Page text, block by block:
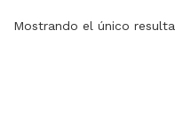
Mostrando el único